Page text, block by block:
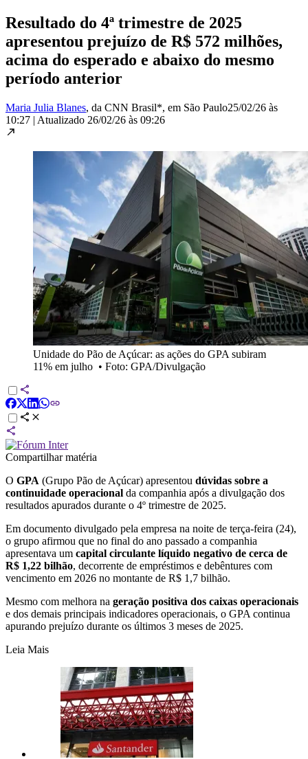
Resultado do 4ª trimestre de 2025
apresentou prejuízo de R$ 572 milhões,
acima do esperado e abaixo do mesmo
período anterior
Maria Julia Blanes, da CNN Brasil*, em São Paulo25/02/26 às
10:27 | Atualizado 26/02/26 às 09:26
Unidade do Pão de Açúcar: as ações do GPA subiram
11% em julho • Foto: GPA/Divulgação
Compartilhar matéria
O GPA (Grupo Pão de Açúcar) apresentou dúvidas sobre a
continuidade operacional da companhia após a divulgação dos
resultados apurados durante o 4º trimestre de 2025.
Em documento divulgado pela empresa na noite de terça-feira (24),
o grupo afirmou que no final do ano passado a companhia
apresentava um capital circulante líquido negativo de cerca de
R$ 1,22 bilhão, decorrente de empréstimos e debêntures com
vencimento em 2026 no montante de R$ 1,7 bilhão.
Mesmo com melhora na geração positiva dos caixas operacionais
e dos demais principais indicadores operacionais, o GPA continua
apurando prejuízo durante os últimos 3 meses de 2025.
Leia Mais